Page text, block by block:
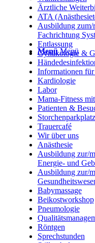
Menü Menü
Ärztliche
ATA
Ausbildung
Fachrichtung
Entlassung
Gynäkologie &
Informationen
Kardiologie
Labor
Mama-Fitness
Patienten &
Storchenparkplatz
Trauercafé
Wir über uns
Anästhesie
Ausbildung zur/
Energie- und
Ausbildung zur/
Babymassage
Beikostworkshop
Pneumologie
Röntgen
Sprechstunden